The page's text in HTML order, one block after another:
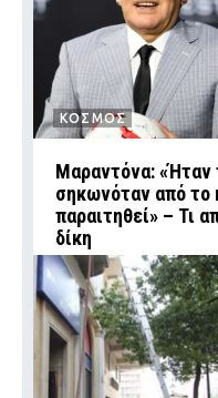
ΚΟΣΜΟΣ
Μαραντόνα: «Ήταν
σηκωνόταν από το
παραιτηθεί» – Τι
δίκη